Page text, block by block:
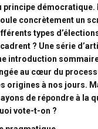
principe démocratique.
concrètement un
types
? Une série
introduction
au cœur du
origines à nos jours.
de répondre à la
vote-t-on ?